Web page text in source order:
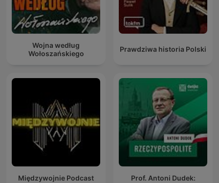
Wojna według
Wołoszańskiego
Prawdziwa historia Polski
Międzywojnie Podcast
Prof. Antoni Dudek: